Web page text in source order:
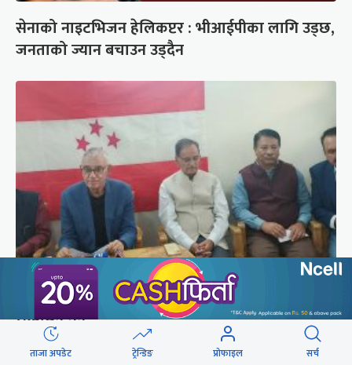
सेनाको नाइटभिजन हेलिकप्टर : भीआईपीका लागि उड्छ,
जनताको ज्यान बचाउन उड्दैन
कांग्रेस संस्थापन इतर समूहको राष्ट्रिय भेलालाई देउवाले
सम्बोधन गर्ने
ताजा अपडेट ट्रेन्डिङ प्रोफाइल सर्च